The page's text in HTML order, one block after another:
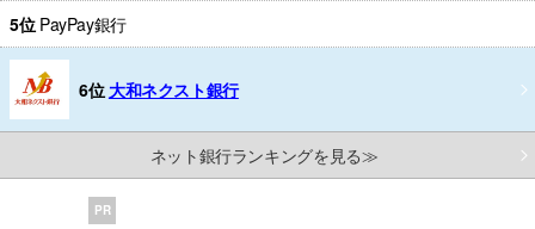
5位 PayPay銀行
6位 大和ネクスト銀行
ネット銀行ランキングを見る≫
PR